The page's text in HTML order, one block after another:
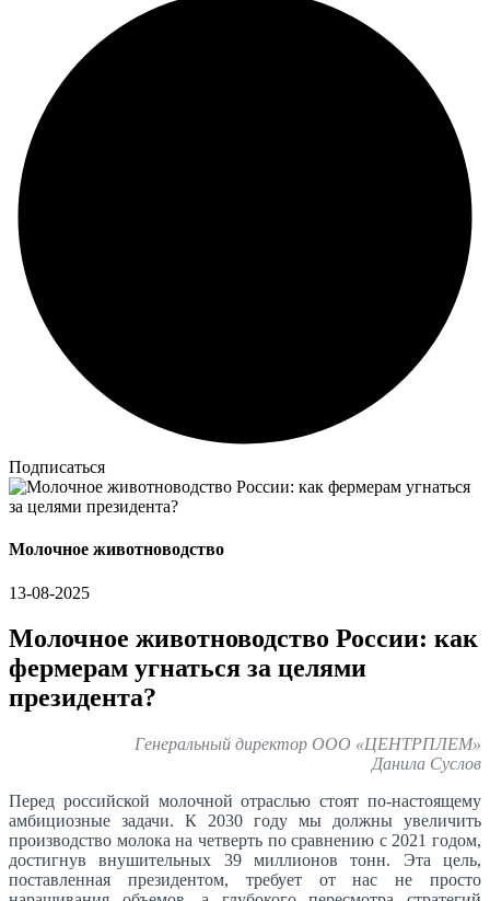
Подписаться
Молочное животноводство
13-08-2025
Молочное животноводство России: как
фермерам угнаться за целями
президента?
Генеральный директор ООО «ЦЕНТРПЛЕМ»
Данила Суслов
Перед российской молочной отраслью стоят по-настоящему
амбициозные задачи. К 2030 году мы должны увеличить
производство молока на четверть по сравнению с 2021 годом,
достигнув внушительных 39 миллионов тонн. Эта цель,
поставленная президентом, требует от нас не просто